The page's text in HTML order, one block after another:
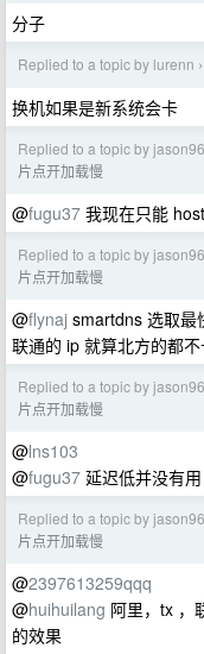
分子
Replied to a topic by lurenn ›
换机如果是新系统会卡
Replied to a topic by jason96
片点开加载慢
@fugu37 我现在只能
Replied to a topic by jason96
片点开加载慢
@flynaj smartdns 选取最
联通的 ip 就算北方的都
Replied to a topic by jason96
片点开加载慢
@lns103
@fugu37 延迟低并没有
Replied to a topic by jason96
片点开加载慢
@2397613259qqq
@huihuilang 阿里，tx ，
的效果